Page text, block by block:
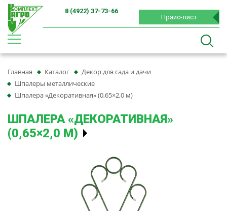
Прайс-лист
8 (4922) 37-73-66
Главная Каталог
Декор для сада и дачи
Шпалеры металлические
Шпалера «Декоративная» (0,65×2,0 м)
ШПАЛЕРА «ДЕКОРАТИВНАЯ»
(0,65×2,0 М)